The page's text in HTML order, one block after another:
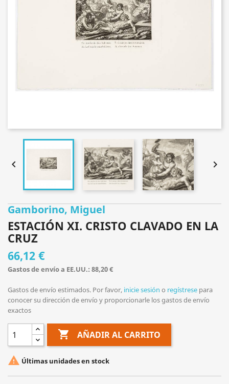
 
Gamborino, Miguel
ESTACIÓN XI. CRISTO CLAVADO EN LA
CRUZ
66,12 €
Gastos de envío a EE.UU.: 88,20 €
Gastos de envío estimados. Por favor, inicie sesión o regístrese para
conocer su dirección de envío y proporcionarle los gastos de envío
exactos
 AÑADIR AL CARRITO
 Últimas unidades en stock